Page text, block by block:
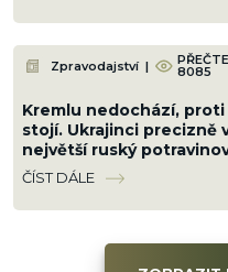
Zpravodajství | 8085
Kremlu nedochází, proti
stojí. Ukrajinci precizně
největší ruský
terminál. Nebude
slunečnicový olej
ČÍST DÁLE